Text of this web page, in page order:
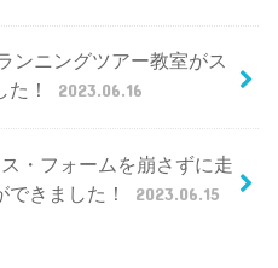
ンニングツアー教室がス
た！
2023.06.16
・フォームを崩さずに走
できました！
2023.06.15